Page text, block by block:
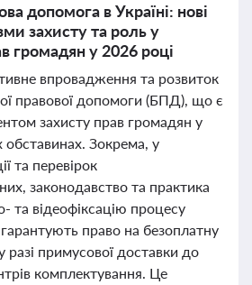
допомога в Україні: нові
захисту та роль у
громадян у 2026 році
впровадження та розвиток
правової допомоги (БПД), що є
захисту прав громадян у
Зокрема, у
та перевірок
законодавство та практика
та відеофіксацію процесу
право на безоплатну
разі примусової доставки до
комплектування. Це